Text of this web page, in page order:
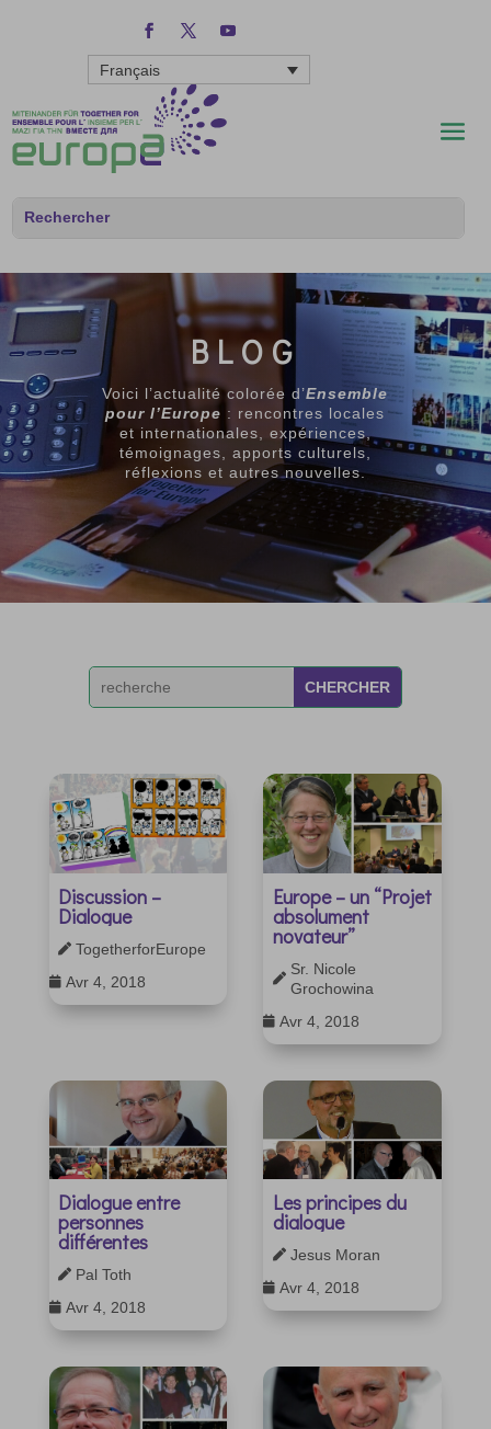
Français
BLOG
Voici l’actualité colorée d’Ensemble
pour l’Europe : rencontres locales
et internationales, expériences,
témoignages, apports culturels,
réflexions et autres nouvelles.
Discussion –
Dialogue
 TogetherforEurope
 Avr 4, 2018
Europe – un “Projet
absolument
novateur”

Sr. Nicole
Grochowina
 Avr 4, 2018
Dialogue entre
personnes
différentes
 Pal Toth
 Avr 4, 2018
Les principes du
dialogue
 Jesus Moran
 Avr 4, 2018